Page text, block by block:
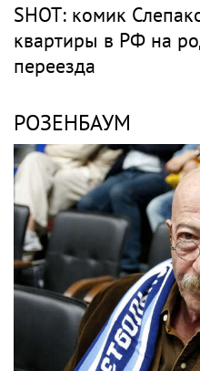
SHOT: комик
квартиры в РФ на
переезда
РОЗЕНБАУМ